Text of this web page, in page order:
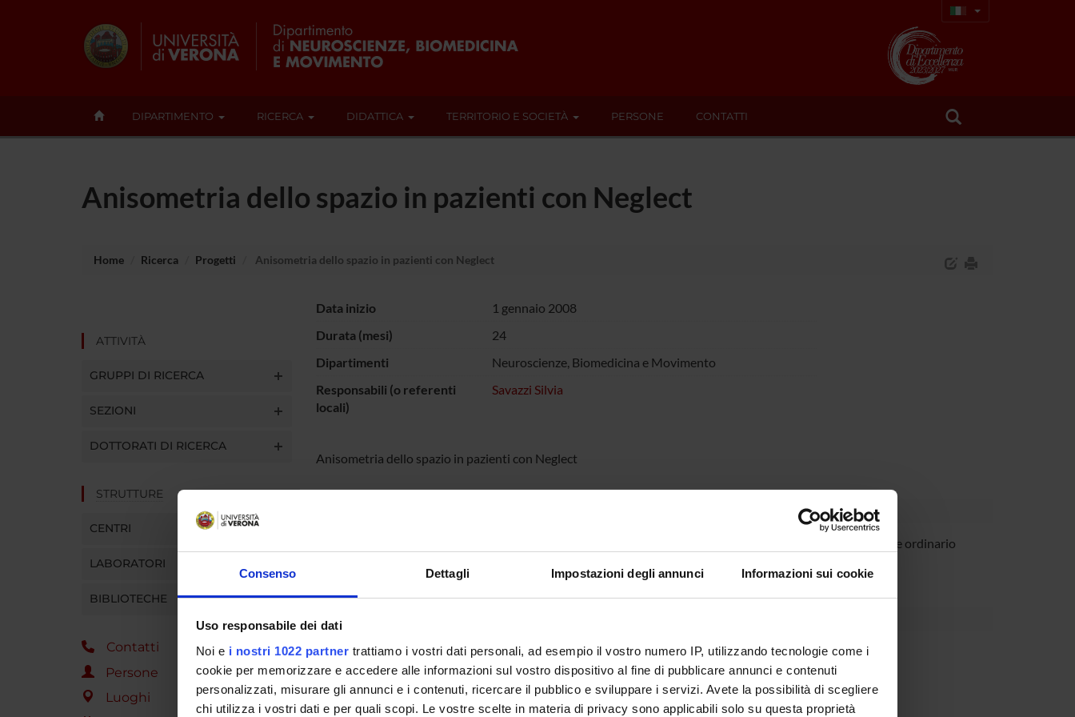
Consenso Dettagli Impostazioni degli annunci Informazioni sui cookie
Uso responsabile dei dati
Noi e i nostri 1022 partner trattiamo i vostri dati personali, ad esempio il vostro numero IP, utilizzando tecnologie come i
cookie per memorizzare e accedere alle informazioni sul vostro dispositivo al fine di pubblicare annunci e contenuti
personalizzati, misurare gli annunci e i contenuti, ricercare il pubblico e sviluppare i servizi. Avete la possibilità di scegliere
chi utilizza i vostri dati e per quali scopi. Le vostre scelte in materia di privacy sono applicabili solo su questa proprietà
DIPARTIMENTO RICERCA DIDATTICA TERRITORIO E SOCIETÀ PERSONE CONTATTI
Anisometria dello spazio in pazienti con Neglect
Home Ricerca Progetti Anisometria dello spazio in pazienti con Neglect
ATTIVITÀ
GRUPPI DI RICERCA
SEZIONI
DOTTORATI DI RICERCA
STRUTTURE
CENTRI
LABORATORI
BIBLIOTECHE
Contatti
Persone
Luoghi
Data inizio
1 gennaio 2008
Durata (mesi)
24
Dipartimenti
Neuroscienze, Biomedicina e Movimento
Responsabili (o referenti
locali)
Savazzi Silvia
Anisometria dello spazio in pazienti con Neglect
Professore ordinario
COLLABORATORI ESTERNI
Lucio Posteraro
Unità di riabilitazione -
Ospedale di Bozzolo -
Mantova